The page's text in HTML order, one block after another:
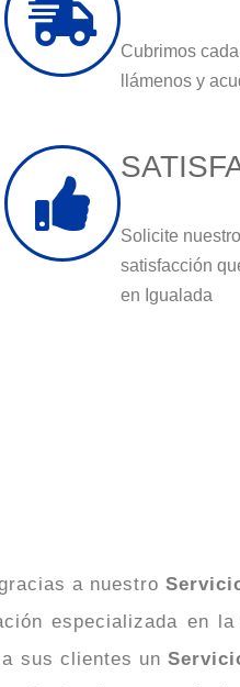
Cubrimos
llámenos y
Solicite
satisfacción
en Igualada
a nuestro
especializada en la
a sus clientes un